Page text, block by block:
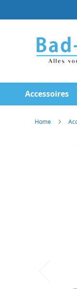
direct
naar
inhoud
Accessoires
Home